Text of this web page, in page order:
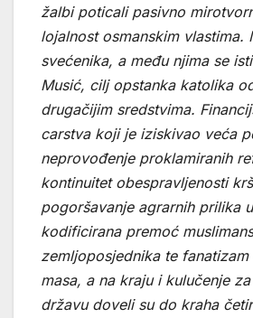
žalbi poticali pasivno
lojalnost osmanskim vlastima.
svećenika, a među njima se
Musić, cilj opstanka katolika
drugačijim sredstvima.
carstva koji je iziskivao veća
neprovođenje proklamiranih
kontinuitet obespravljenosti
pogoršavanje agrarnih prilika
kodificirana premoć
zemljoposjednika te fanatizam
masa, a na kraju i kulučenje
državu doveli su do kraha